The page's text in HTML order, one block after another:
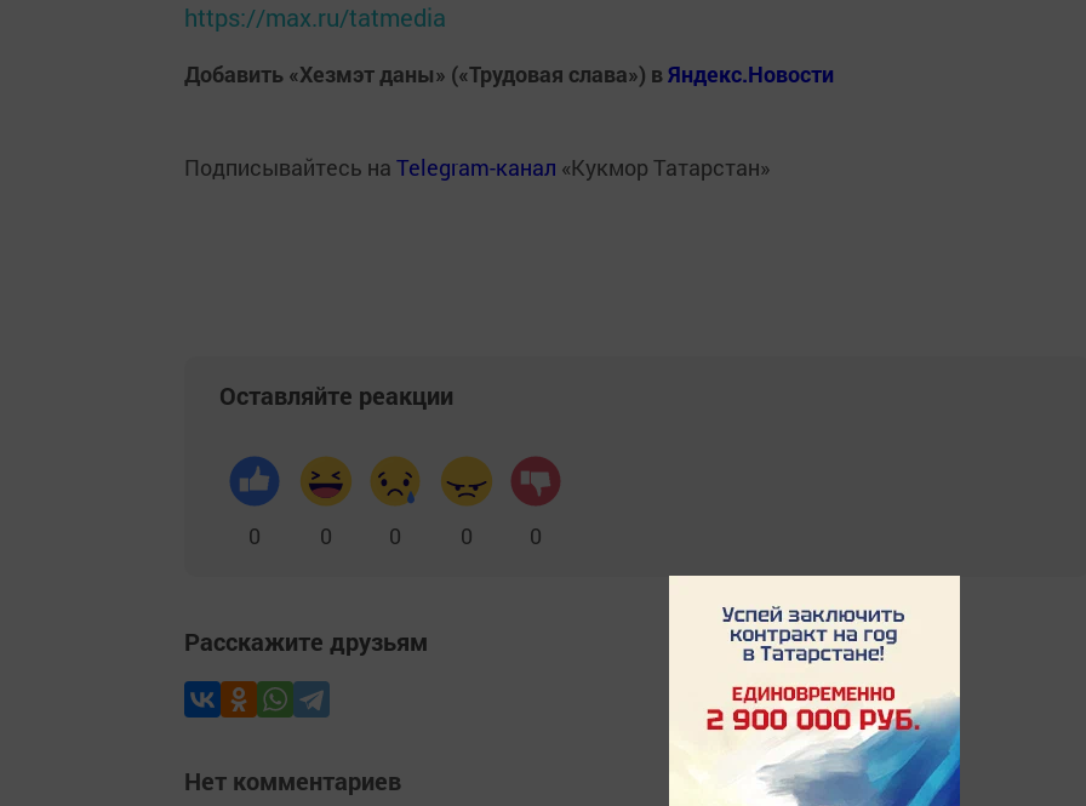
https://max.ru/tatmedia
Добавить «Хезмэт даны» («Трудовая слава») вЯндекс.Новости
Подписывайтесь на Telegram-канал «Кукмор Татарстан»
Оставляйте реакции
0 0 0 0 0
Расскажите друзьям
Нет комментариев